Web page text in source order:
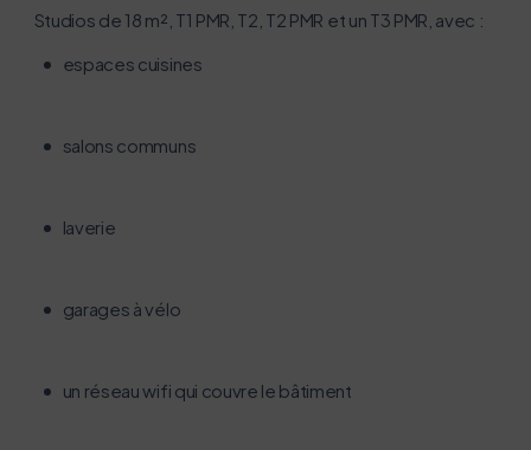
Studios de 18 m², T1 PMR, T2, T2 PMR et un T3 PMR, avec :
espaces cuisines
salons communs
laverie
garages à vélo
un réseau wifi qui couvre le bâtiment